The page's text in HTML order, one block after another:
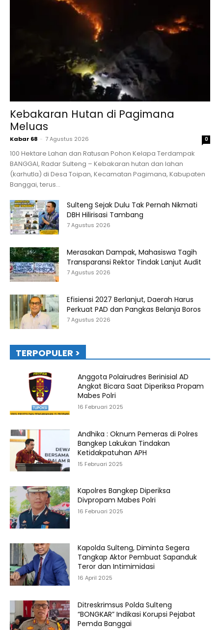
Kebakaran Hutan di Pagimana
Meluas
Kabar 68 - 7 Agustus 2026 0
100 Hektare Lahan dan Ratusan Pohon Kelapa Terdampak
BANGGAI, Radar Sulteng – Kebakaran hutan dan lahan
(karhutla) di Desa Toipan, Kecamatan Pagimana, Kabupaten
Banggai, terus...
Sulteng Sejak Dulu Tak Pernah Nikmati
DBH Hilirisasi Tambang
7 Agustus 2026
Merasakan Dampak, Mahasiswa Tagih
Transparansi Rektor Tindak Lanjut Audit
7 Agustus 2026
Efisiensi 2027 Berlanjut, Daerah Harus
Perkuat PAD dan Pangkas Belanja Boros
7 Agustus 2026
TERPOPULER >
Anggota Polairudres Berinisial AD
Angkat Bicara Saat Diperiksa Propam
Mabes Polri
16 Februari 2025
Andhika : Oknum Pemeras di Polres
Bangkep Lakukan Tindakan
Ketidakpatuhan APH
15 Februari 2025
Kapolres Bangkep Diperiksa
Divpropam Mabes Polri
16 Februari 2025
Kapolda Sulteng, Diminta Segera
Tangkap Aktor Pembuat Sapanduk
Teror dan Intimimidasi
16 April 2025
Ditreskrimsus Polda Sulteng
“BONGKAR” Indikasi Korupsi Pejabat
Pemda Banggai